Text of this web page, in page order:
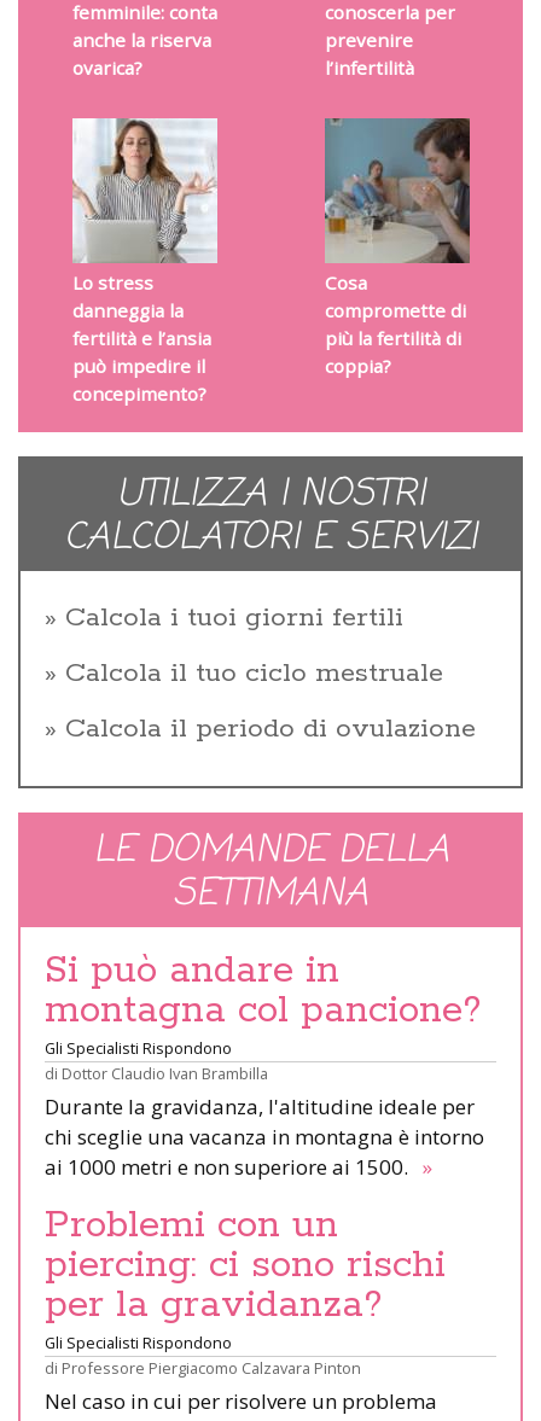
femminile: conta
anche la riserva
ovarica?
conoscerla per
prevenire
l’infertilità
Lo stress
danneggia la
fertilità e l’ansia
può impedire il
concepimento?
Cosa
compromette di
più la fertilità di
coppia?
UTILIZZA I NOSTRI
CALCOLATORI E SERVIZI
Calcola i tuoi giorni fertili
Calcola il tuo ciclo mestruale
Calcola il periodo di ovulazione
LE DOMANDE DELLA
SETTIMANA
Si può andare in
montagna col pancione?
Gli Specialisti Rispondono
di Dottor Claudio Ivan Brambilla
Durante la gravidanza, l'altitudine ideale per
chi sceglie una vacanza in montagna è intorno
ai 1000 metri e non superiore ai 1500. »
Problemi con un
piercing: ci sono rischi
per la gravidanza?
Gli Specialisti Rispondono
di Professore Piergiacomo Calzavara Pinton
Nel caso in cui per risolvere un problema